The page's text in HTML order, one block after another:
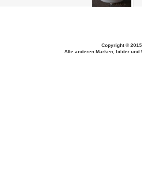
Copyright ©
Alle anderen Marken, bilder und